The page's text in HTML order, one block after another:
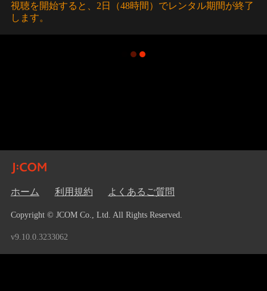
視聴を開始すると、2日（48時間）でレンタル期間が終了
します。
ホーム 利用規約 よくあるご質問
Copyright © JCOM Co., Ltd. All Rights Reserved.
v9.10.0.3233062